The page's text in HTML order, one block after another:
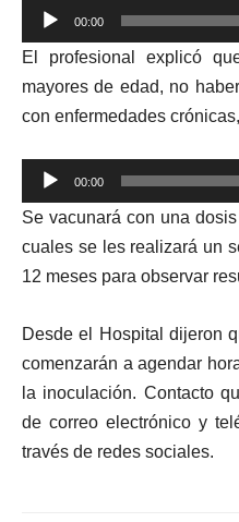
Reproductor
de
audio
00:00
El profesional explicó
mayores de edad, no
con enfermedades
Reproductor
de
audio
00:00
Se vacunará con una
cuales se les realizará un
12 meses para observar
Desde el Hospital dijeron
comenzarán a agendar
la inoculación. Contacto
de correo electrónico y
través de redes sociales.